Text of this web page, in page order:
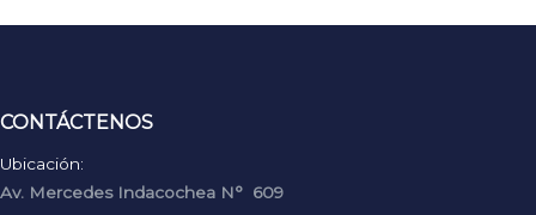
CONTÁCTENOS
Ubicación:
Av. Mercedes Indacochea N° 609